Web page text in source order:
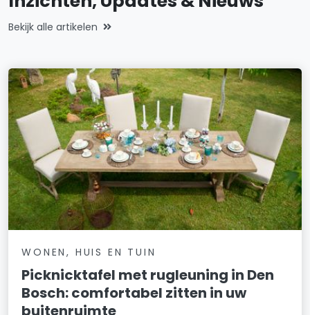
Bekijk alle artikelen
WONEN, HUIS EN TUIN
Picknicktafel met rugleuning in Den
Bosch: comfortabel zitten in uw
buitenruimte